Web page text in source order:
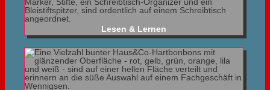
Lesen & Lernen